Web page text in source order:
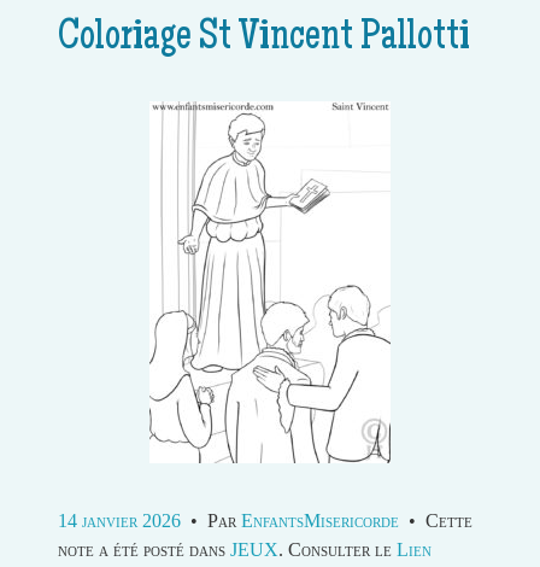
Coloriage St Vincent Pallotti
14 janvier 2026 • Par EnfantsMisericorde • Cette
note a été posté dans JEUX. Consulter le Lien